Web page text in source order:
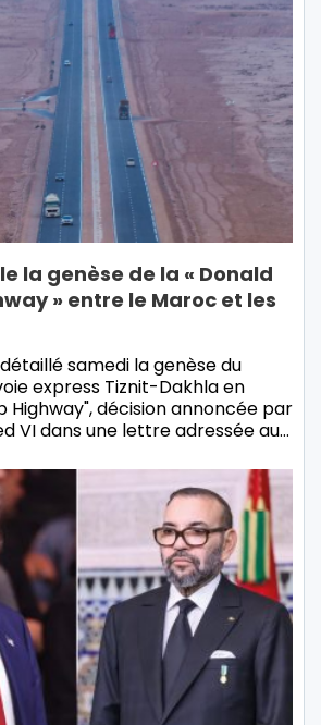
la genèse de la « Donald
» entre le Maroc et les
samedi la genèse du
express Tiznit-Dakhla en
Highway", décision annoncée par
VI dans une lettre adressée au…